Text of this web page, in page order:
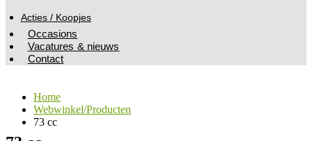
Acties / Koopjes
Occasions
Vacatures & nieuws
Contact
Home
Webwinkel/Producten
73 cc